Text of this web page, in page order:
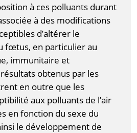
à ces polluants durant
à des modifications
d’altérer le
fœtus, en particulier au
immunitaire et
obtenus par les
en outre que les
aux polluants de l’air
en fonction du sexe du
le développement de